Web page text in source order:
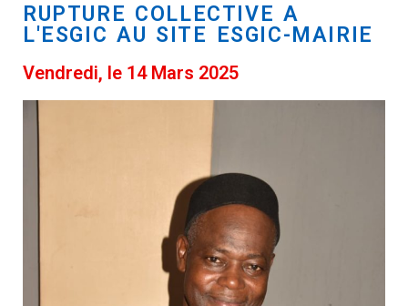
RUPTURE COLLECTIVE A
L'ESGIC AU SITE ESGIC-MAIRIE
Vendredi, le 14 Mars 2025